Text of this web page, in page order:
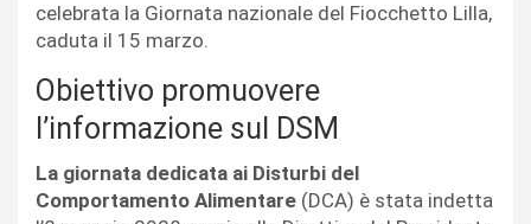
celebrata la Giornata nazionale del Fiocchetto Lilla,
caduta il 15 marzo.
Obiettivo promuovere
l’informazione sul DSM
La giornata dedicata ai Disturbi del
Comportamento Alimentare (DCA) è stata indetta